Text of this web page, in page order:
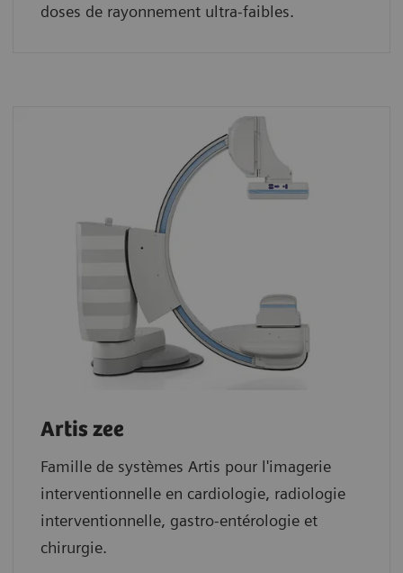
doses de rayonnement ultra-faibles.
Artis zee
Famille de systèmes Artis pour l'imagerie
interventionnelle en cardiologie, radiologie
interventionnelle, gastro-entérologie et
chirurgie.